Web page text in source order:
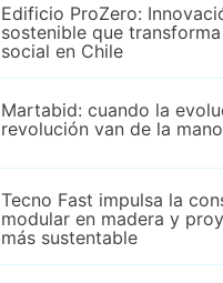
Edificio ProZero:
sostenible que
social en Chile
Martabid: cuando la
revolución van de la mano
Tecno Fast impulsa la
modular en madera y
más sustentable